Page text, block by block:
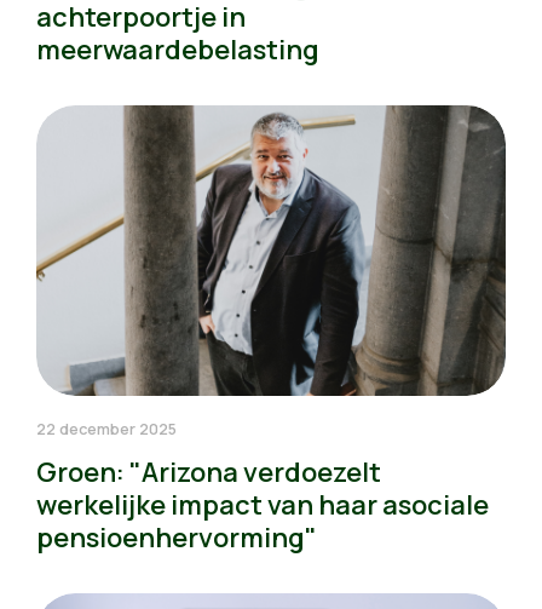
achterpoortje in
meerwaardebelasting
22 december 2025
Groen: "Arizona verdoezelt
werkelijke impact van haar asociale
pensioenhervorming"